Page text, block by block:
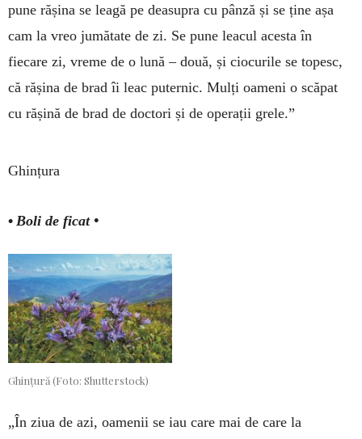
pune rășina se leagă pe dea­supra cu pân­ză și se ține așa
cam la vreo ju­mă­tate de zi. Se pune leacul acesta în
fiecare zi, vre­me de o lună – două, și ciocurile se topesc,
că rășina de brad îi leac pu­ternic. Mulți oameni o scăpat
cu rășină de brad de doctori și de operații grele.”
Ghințura
• Boli de ficat •
Ghințură (Foto: Shutterstock)
„În ziua de azi, oamenii se iau care mai de care la